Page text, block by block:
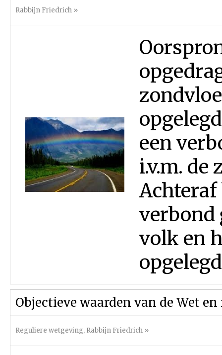
Rabbijn Friedrich »
een
i.v.m. de
verbond
volk en
Objectieve waarden van de Wet
Reguliere wetgeving, Rabbijn Friedrich »